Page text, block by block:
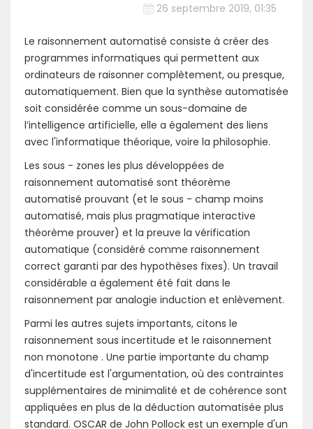
26 septembre 2019, 01:35
Le raisonnement automatisé consiste à créer des
programmes informatiques qui permettent aux
ordinateurs de raisonner complètement, ou presque,
automatiquement. Bien que la synthèse automatisée
soit considérée comme un sous-domaine de
l’intelligence artificielle, elle a également des liens
avec l'informatique théorique, voire la philosophie.
Les sous - zones les plus développées de
raisonnement automatisé sont théorème
automatisé prouvant (et le sous - champ moins
automatisé, mais plus pragmatique interactive
théorème prouver) et la preuve la vérification
automatique (considéré comme raisonnement
correct garanti par des hypothèses fixes). Un travail
considérable a également été fait dans le
raisonnement par analogie induction et enlèvement.
Parmi les autres sujets importants, citons le
raisonnement sous incertitude et le raisonnement
non monotone . Une partie importante du champ
d'incertitude est l'argumentation, où des contraintes
supplémentaires de minimalité et de cohérence sont
appliquées en plus de la déduction automatisée plus
standard. OSCAR de John Pollock est un exemple d'un